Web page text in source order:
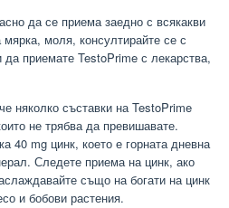
да се приема заедно с всякакви
моля, консултирайте се с
приемате TestoPrime с лекарства,
няколко съставки на TestoPrime
не трябва да превишавате.
40 mg цинк, което е горната дневна
Следете приема на цинк, ако
също на богати на цинк
и бобови растения.